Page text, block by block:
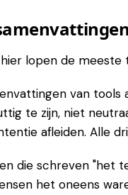
lopen de meeste
van tools
te zijn, niet
afleiden. Alle
die schreven "het
het oneens